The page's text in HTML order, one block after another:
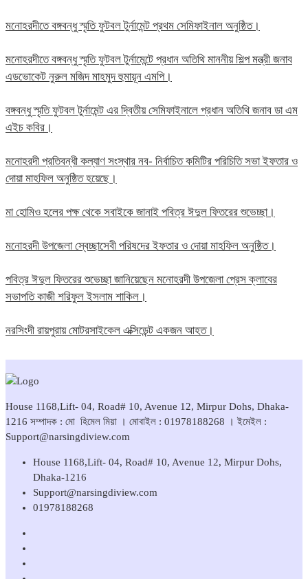
মনোহরদীতে বঙ্গবন্ধু স্মৃতি ফুটবল টুর্নামেন্ট প্রথম সেমিফাইনাল অনুষ্ঠিত।
মনোহরদীতে বঙ্গবন্ধু স্মৃতি ফুটবল টুর্নামেন্টে প্রধান অতিথি মাননীয় শিল্প মন্ত্রী জনাব
এডভোকেট নুরুল মজিদ মাহমুদ হুমায়ূন এমপি।
বঙ্গবন্ধু স্মৃতি ফুটবল টুর্নামেন্ট এর দ্বিতীয় সেমিফাইনালে প্রধান অতিথি জনাব ডা এম
এইচ কবির।
মনোহরদী প্রতিবন্ধী কল্যাণ সংস্থার নব- নির্বাচিত কমিটির পরিচিতি সভা ইফতার ও
দোয়া মাহফিল অনুষ্ঠিত হয়েছে।
মা হোমিও হলের পক্ষ থেকে সবাইকে জানাই পবিত্র ঈদুল ফিতরের শুভেচ্ছা।
মনোহরদী উপজেলা স্বেচ্ছাসেবী পরিষদের ইফতার ও দোয়া মাহফিল অনুষ্ঠিত।
পবিত্র ঈদুল ফিতরের শুভেচ্ছা জানিয়েছেন মনোহরদী উপজেলা প্রেস ক্লাবের
সভাপতি কাজী শরিফুল ইসলাম শাকিল।
নরসিংদী রায়পুরায় মোটরসাইকেল এক্সিডেন্ট একজন আহত।
House 1168,Lift- 04, Road# 10, Avenue 12, Mirpur Dohs, Dhaka-
1216 সম্পাদক : মো হিমেল মিয়া । মোবাইল : 01978188268 । ইমেইল :
Support@narsingdiview.com
House 1168,Lift- 04, Road# 10, Avenue 12, Mirpur Dohs,
Dhaka-1216
Support@narsingdiview.com
01978188268